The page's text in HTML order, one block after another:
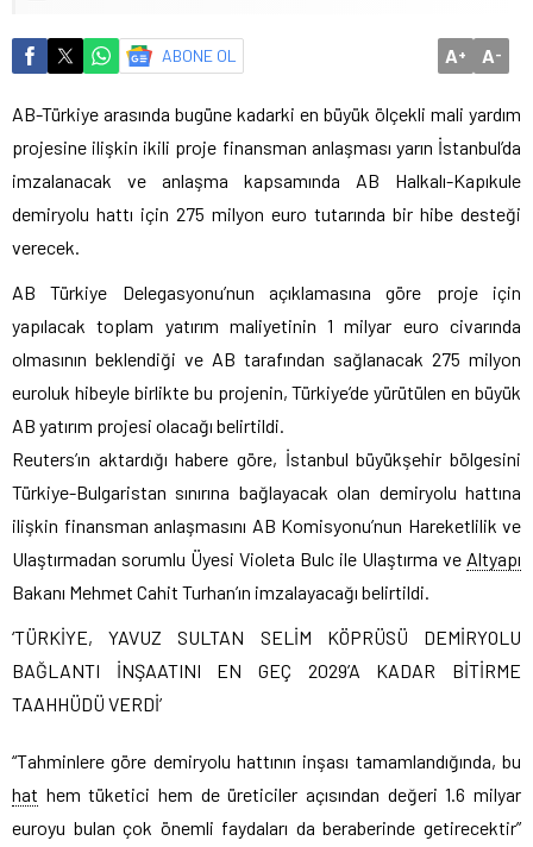
ABONE OL A+ A-
AB-Türkiye arasında bugüne kadarki en büyük ölçekli mali yardım
projesine ilişkin ikili proje finansman anlaşması yarın İstanbul’da
imzalanacak ve anlaşma kapsamında AB Halkalı-Kapıkule
demiryolu hattı için 275 milyon euro tutarında bir hibe desteği
verecek.
AB Türkiye Delegasyonu’nun açıklamasına göre proje için
yapılacak toplam yatırım maliyetinin 1 milyar euro civarında
olmasının beklendiği ve AB tarafından sağlanacak 275 milyon
euroluk hibeyle birlikte bu projenin, Türkiye’de yürütülen en büyük
AB yatırım projesi olacağı belirtildi.
Reuters’ın aktardığı habere göre, İstanbul büyükşehir bölgesini
Türkiye-Bulgaristan sınırına bağlayacak olan demiryolu hattına
ilişkin finansman anlaşmasını AB Komisyonu’nun Hareketlilik ve
Ulaştırmadan sorumlu Üyesi Violeta Bulc ile Ulaştırma ve Altyapı
Bakanı Mehmet Cahit Turhan’ın imzalayacağı belirtildi.
‘TÜRKİYE, YAVUZ SULTAN SELİM KÖPRÜSÜ DEMİRYOLU
BAĞLANTI İNŞAATINI EN GEÇ 2029’A KADAR BİTİRME
TAAHHÜDÜ VERDİ’
“Tahminlere göre demiryolu hattının inşası tamamlandığında, bu
hat hem tüketici hem de üreticiler açısından değeri 1.6 milyar
euroyu bulan çok önemli faydaları da beraberinde getirecektir”